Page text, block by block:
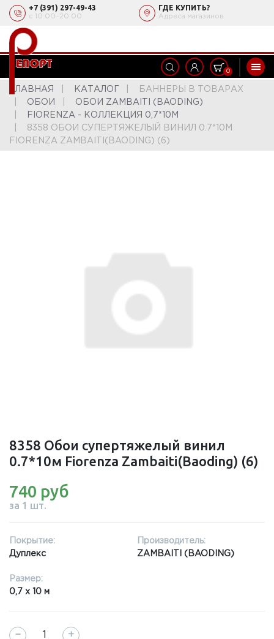
+7 (391) 297-49-43
с 10:00‒20:00
ГДЕ КУПИТЬ?
Адреса магазинов
0
ГЛАВНАЯ КАТАЛОГ
БАННЕРЫ В ТОВАРАХ
ОБОИ
ОБОИ ZAMBAITI (BAODING)
FIORENZA - КОЛЛЕКЦИЯ 0,7*10М
8358 ОБОИ СУПЕРТЯЖЕЛЫЙ ВИНИЛ 0.7*10М
FIORENZA ZAMBAITI(BAODING) (6)
8358 Обои супертяжелый винил
0.7*10м Fiorenza Zambaiti(Baoding) (6)
740 руб
за 1 шт.
Покрытие:
Дуплекс
Производитель:
ZAMBAITI (BAODING)
Размер:
0,7 x 10 м
− +